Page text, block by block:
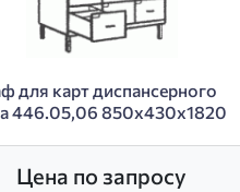
для карт диспансерного
446.05,06 850х430х1820
Цена по запросу